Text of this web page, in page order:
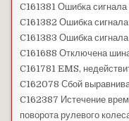
C161381 Ошибка
C161382 Ошибка
C161383 Ошибка
C161688 Отключена
C161781 EMS,
C162078 Сбой
C162387 Истечение
поворота рулевого